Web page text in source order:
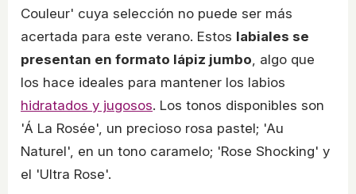
Couleur' cuya selección no puede ser más
acertada para este verano. Estos labiales se
presentan en formato lápiz jumbo, algo que
los hace ideales para mantener los labios
hidratados y jugosos. Los tonos disponibles son
'Á La Rosée', un precioso rosa pastel; 'Au
Naturel', en un tono caramelo; 'Rose Shocking' y
el 'Ultra Rose'.